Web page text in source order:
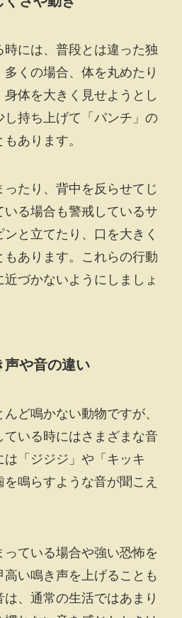
には、普段とは違った独
くの場合、体を丸めたり
体を大きく見せようとし
し持ち上げて「パンチ」の
あります。
たり、背中を反らせてじ
いる場合も警戒しているサ
と立てたり、口を大きく
もあります。これらの行動
づかないようにしましょ
声や音の違い
ど鳴かない動物ですが、
いる時にはさまざまな音
「ジジジ」や「キッキ
鳴らすような音が聞こえ
っている場合や強い恐怖を
い鳴き声を上げることも
、通常の生活ではあまり